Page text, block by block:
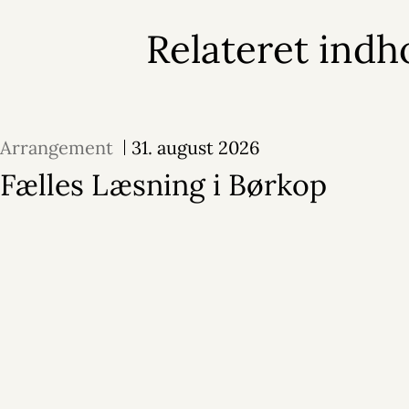
Relateret
Arrangement 31. august 2026
Fælles Læsning i Børkop